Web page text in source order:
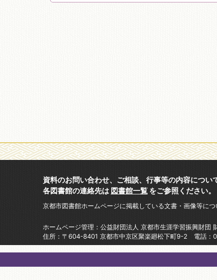
資料のお問い合わせ、ご相談、行事等の内容につい
各図書館の連絡先は 図書館一覧 をご参照ください。
京都市図書館ホームページに掲載している文書・画像等につ
ホームページ管理：公益財団法人 京都市生涯学習振興財団
住所：〒604-8401 京都市中京区聚楽廻松下町9-2 電話：